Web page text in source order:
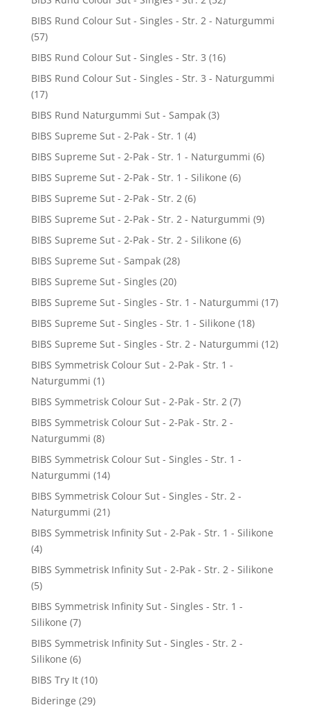
BIBS Rund Colour Sut - Singles - Str. 2 - Naturgummi
(57)
BIBS Rund Colour Sut - Singles - Str. 3 (16)
BIBS Rund Colour Sut - Singles - Str. 3 - Naturgummi
(17)
BIBS Rund Naturgummi Sut - Sampak (3)
BIBS Supreme Sut - 2-Pak - Str. 1 (4)
BIBS Supreme Sut - 2-Pak - Str. 1 - Naturgummi (6)
BIBS Supreme Sut - 2-Pak - Str. 1 - Silikone (6)
BIBS Supreme Sut - 2-Pak - Str. 2 (6)
BIBS Supreme Sut - 2-Pak - Str. 2 - Naturgummi (9)
BIBS Supreme Sut - 2-Pak - Str. 2 - Silikone (6)
BIBS Supreme Sut - Sampak (28)
BIBS Supreme Sut - Singles (20)
BIBS Supreme Sut - Singles - Str. 1 - Naturgummi (17)
BIBS Supreme Sut - Singles - Str. 1 - Silikone (18)
BIBS Supreme Sut - Singles - Str. 2 - Naturgummi (12)
BIBS Symmetrisk Colour Sut - 2-Pak - Str. 1 -
Naturgummi (1)
BIBS Symmetrisk Colour Sut - 2-Pak - Str. 2 (7)
BIBS Symmetrisk Colour Sut - 2-Pak - Str. 2 -
Naturgummi (8)
BIBS Symmetrisk Colour Sut - Singles - Str. 1 -
Naturgummi (14)
BIBS Symmetrisk Colour Sut - Singles - Str. 2 -
Naturgummi (21)
BIBS Symmetrisk Infinity Sut - 2-Pak - Str. 1 - Silikone
(4)
BIBS Symmetrisk Infinity Sut - 2-Pak - Str. 2 - Silikone
(5)
BIBS Symmetrisk Infinity Sut - Singles - Str. 1 -
Silikone (7)
BIBS Symmetrisk Infinity Sut - Singles - Str. 2 -
Silikone (6)
BIBS Try It (10)
Bideringe (29)